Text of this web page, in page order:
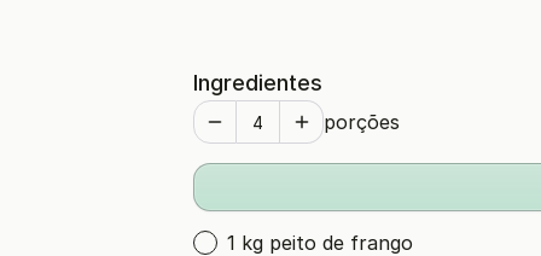
Ingredientes
porções
1 kg peito de frango